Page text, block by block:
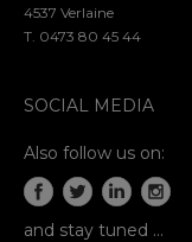
4537 Verlaine
T. 0473 80 45 44
SOCIAL MEDIA
Also follow us on:
and stay tuned …